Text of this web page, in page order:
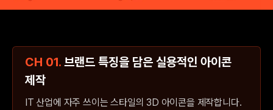
CH 01. 브랜드 특징을 담은 실용적인 아이콘
제작
IT 산업에 자주 쓰이는 스타일의 3D 아이콘을 제작합니다.